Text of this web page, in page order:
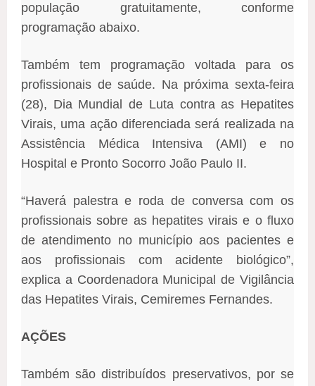
população gratuitamente, conforme
programação abaixo.
Também tem programação voltada para os
profissionais de saúde. Na próxima sexta-feira
(28), Dia Mundial de Luta contra as Hepatites
Virais, uma ação diferenciada será realizada na
Assistência Médica Intensiva (AMI) e no
Hospital e Pronto Socorro João Paulo II.
“Haverá palestra e roda de conversa com os
profissionais sobre as hepatites virais e o fluxo
de atendimento no município aos pacientes e
aos profissionais com acidente biológico”,
explica a Coordenadora Municipal de Vigilância
das Hepatites Virais, Cemiremes Fernandes.
AÇÕES
Também são distribuídos preservativos, por se